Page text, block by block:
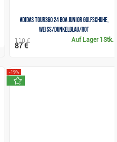
Adidas Tour360 24 Boa Junior Golfschuhe,
weiss/dunkelblau/rot
Auf Lager 1Stk.
110 €
87 €
-19%